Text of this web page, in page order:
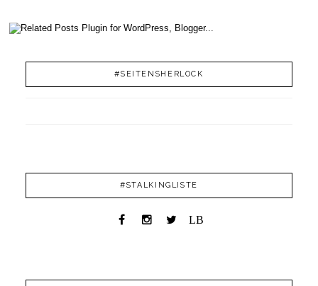
#SEITENSHERLOCK
#STALKINGLISTE
LB